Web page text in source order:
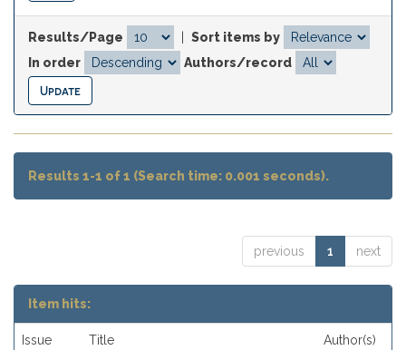
Results/Page
Sort items by
In order
Authors/record
Results 1-1 of 1 (Search time: 0.001 seconds).
previous 1 next
Item hits:
Issue
Title Author(s)